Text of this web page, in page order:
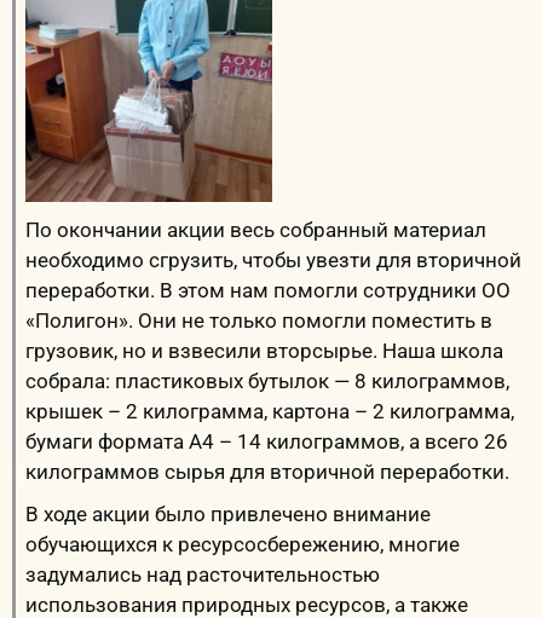
По окончании акции весь собранный материал
необходимо сгрузить, чтобы увезти для вторичной
переработки. В этом нам помогли сотрудники ОО
«Полигон». Они не только помогли поместить в
грузовик, но и взвесили вторсырье. Наша школа
собрала: пластиковых бутылок — 8 килограммов,
крышек – 2 килограмма, картона – 2 килограмма,
бумаги формата А4 – 14 килограммов, а всего 26
килограммов сырья для вторичной переработки.
В ходе акции было привлечено внимание
обучающихся к ресурсосбережению, многие
задумались над расточительностью
использования природных ресурсов, а также